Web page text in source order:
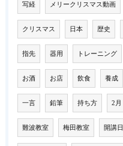
写経 メリークリスマス動画
クリスマス 日本 歴史
指先 器用 トレーニング
お酒 お店 飲食 養成
一言 鉛筆 持ち方 2月
難波教室 梅田教室 開講日